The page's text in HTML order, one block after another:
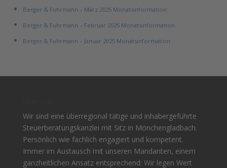
Berger & Fuhrmann – März 2025 Monatsinformation
Berger & Fuhrmann – Februar 2025 Monatsinformation
Berger & Fuhrmann – Januar 2025 Monatsinformation
Wir sind eine überregional tätige und inhabergeführte
Steuerberatungskanzlei mit Sitz in Mönchengladbach.
Persönlich wie fachlich engagiert und kompetent.
Immer im Austausch mit unseren Mandanten, einem
ganzheitlichen Ansatz entsprechend: Wir legen Wert